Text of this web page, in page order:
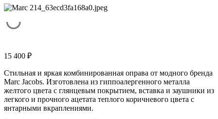
15 400 ₽
Стильная и яркая комбинированная оправа от модного бренда
Marc Jacobs. Изготовлена из гиппоалергенного металла
желтого цвета с глянцевым покрытием, вставка и заушники из
легкого и прочного ацетата теплого коричневого цвета с
янтарными вкраплениями.